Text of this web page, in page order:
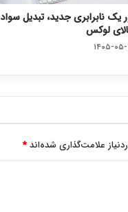
یک نابرابری جدید، تبدیل سواد
لوکس
۰۵-۱۰
علامت‌گذاری شده‌اند*